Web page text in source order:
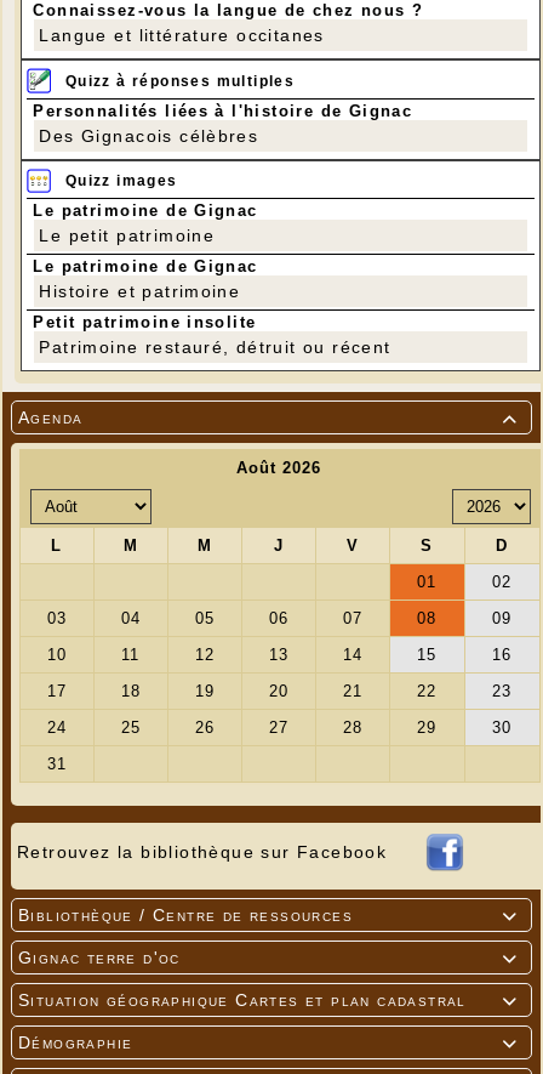

Agenda
Retrouvez la bibliothèque sur Facebook

Bibliothèque / Centre de ressources

Gignac terre d'oc

Situation géographique Cartes et plan cadastral

Démographie
Connaissez-vous la langue de chez nous ?
Langue et littérature occitanes
Quizz à réponses multiples
Personnalités liées à l'histoire de Gignac
Des Gignacois célèbres
Quizz images
Le patrimoine de Gignac
Le petit patrimoine
Le patrimoine de Gignac
Histoire et patrimoine
Petit patrimoine insolite
Patrimoine restauré, détruit ou récent